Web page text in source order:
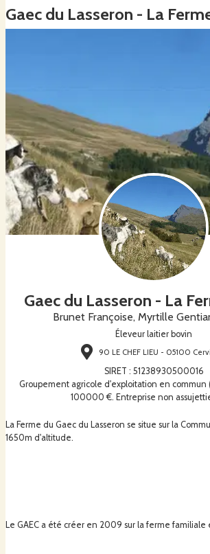
Gaec du Lasseron - La
Brunet Françoise, Myrtille
Éleveur laitier bovin
90 LE CHEF LIEU - 05100
SIRET : 51238930500016
Groupement agricole d'exploitation en commun
100000 €. Entreprise non
La Ferme du Gaec du Lasseron se situe sur la
1650m d'altitude.
Le GAEC a été créer en 2009 sur la ferme familiale